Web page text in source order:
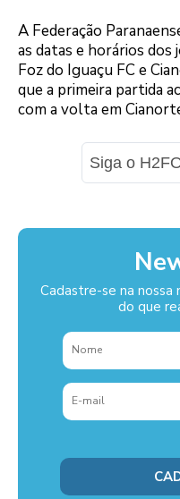
A Federação
as datas e horários
Foz do Iguaçu FC e
que a primeira partida
com a volta em
Siga o
Cadastre-se na
do que